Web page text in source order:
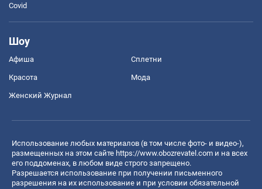
Covid
Шоу
Афиша Сплетни
Красота Мода
Женский Журнал
Использование любых материалов (в том числе фото- и видео-),
размещенных на этом сайте https://www.obozrevatel.com и на всех
его поддоменах, в любом виде строго запрещено.
Разрешается использование при получении письменного
разрешения на их использование и при условии обязательной